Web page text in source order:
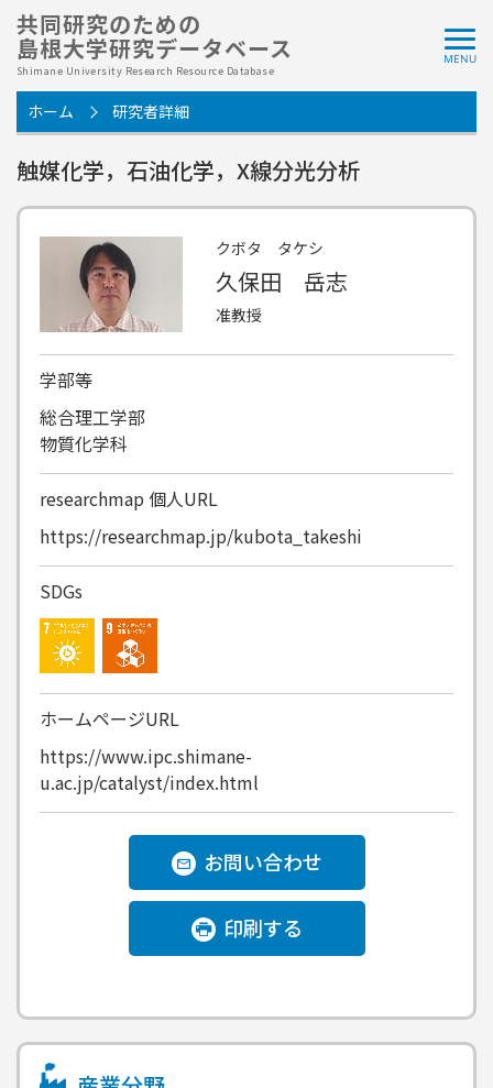
共同研究のための
島根大学研究データベース
Shimane University Research Resource Database
ホーム 研究者詳細
触媒化学，石油化学，X線分光分析
クボタ タケシ
久保田 岳志
准教授
学部等
総合理工学部
物質化学科
researchmap 個人URL
https://researchmap.jp/kubota_takeshi
SDGs
ホームページURL
https://www.ipc.shimane-
u.ac.jp/catalyst/index.html
お問い合わせ
印刷する